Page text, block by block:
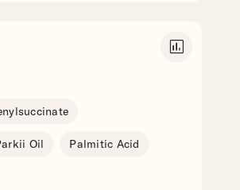
insert_chart
Oil Palmitic Acid